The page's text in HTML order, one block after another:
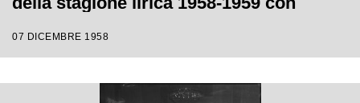
diretta da Antonino Votto con la regia di
07 DICEMBRE 1958